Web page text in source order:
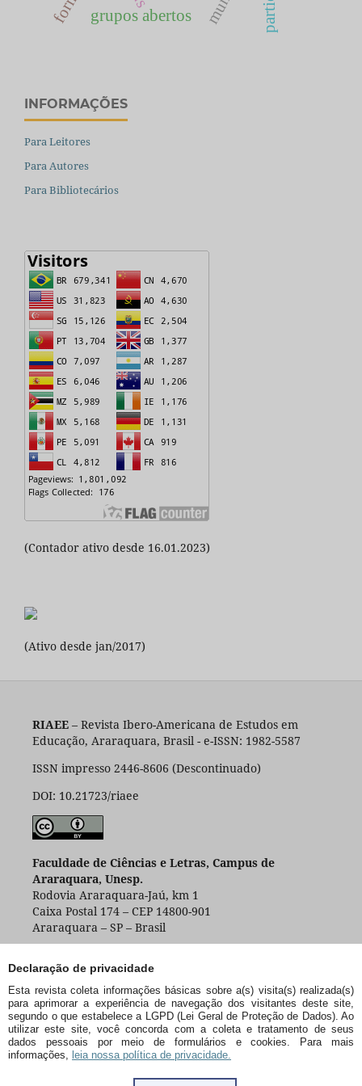
Declaração de privacidade
Esta revista coleta informações básicas sobre a(s) visita(s) realizada(s)
para aprimorar a experiência de navegação dos visitantes deste site,
segundo o que estabelece a LGPD (Lei Geral de Proteção de Dados). Ao
utilizar este site, você concorda com a coleta e tratamento de seus
dados pessoais por meio de formulários e cookies. Para mais
informações, leia nossa política de privacidade.
grupos abertos
INFORMAÇÕES
Para Leitores
Para Autores
Para Bibliotecários
(Contador ativo desde 16.01.2023)
(Ativo desde jan/2017)
RIAEE– Revista Ibero-Americana de Estudos em
Educação, Araraquara, Brasil - e-ISSN: 1982-5587
ISSN impresso 2446-8606 (Descontinuado)
DOI: 10.21723/riaee
Faculdade de Ciências e Letras, Campus de
Araraquara, Unesp.
Rodovia Araraquara-Jaú, km 1
Caixa Postal 174 – CEP 14800-901
Araraquara – SP – Brasil